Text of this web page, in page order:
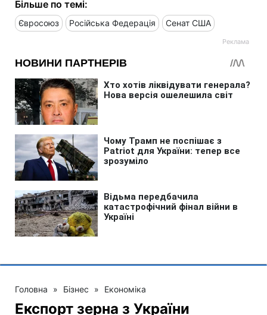
Більше по темі:
Євросоюз Російська Федерація Сенат США
Головна » Бізнес » Економіка
Експорт зерна з України